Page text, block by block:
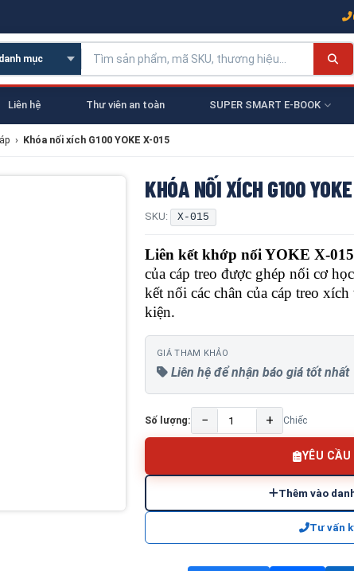
Liên hệ Thư viên an toàn SUPER SMART E-BOOK
› Khóa nối xích G100 YOKE X-015
KHÓA NỐI XÍCH G100
SKU: X-015
Liên kết khớp nối YOKE X-015
của cáp treo được ghép nối cơ
kết nối các chân của cáp treo
kiện.
GIÁ THAM KHẢO
Liên hệ để nhận báo giá tốt nhất
Số lượng: − + Chiếc
YÊU
Thêm vào
Tư vấn